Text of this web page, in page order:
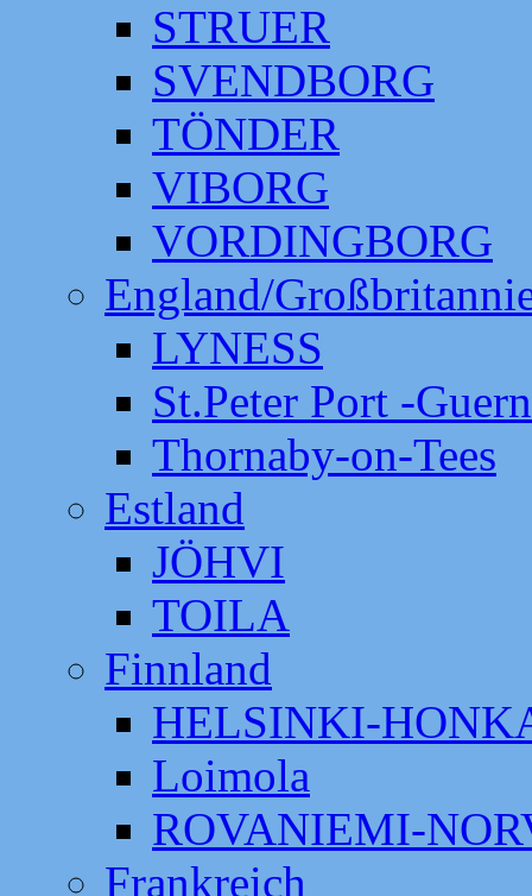
STRUER
SVENDBORG
TÖNDER
VIBORG
VORDINGBORG
England/
LYNESS
St.Peter Port -
Thornaby-on-Tees
Estland
JÖHVI
TOILA
Finnland
HELSINKI-
Loimola
ROVANIEMI-
Frankreich